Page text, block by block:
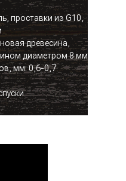
проставки из G10,
древесина,
диаметром 8 мм
мм: 0,6-0,7